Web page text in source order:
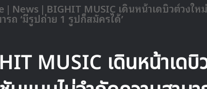
| News | BIGHIT MUSIC เดินหน้าเดบิวต์วงใ
รถ ‘มีรูปถ่าย 1 รูปก็สมัครได้’
MUSIC เดินหน้าเดบิ